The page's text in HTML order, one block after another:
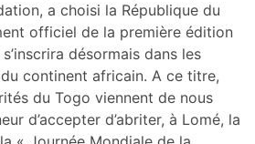
a choisi la République du
officiel de la première édition
désormais dans les
continent africain. A ce titre,
du Togo viennent de nous
d’accepter d’abriter, à Lomé, la